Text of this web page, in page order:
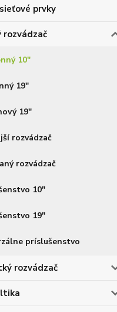
prvky
rozvádzač
10"
19"
19"
rozvádzač
rozvádzač
10"
19"
príslušenstvo
rozvádzač